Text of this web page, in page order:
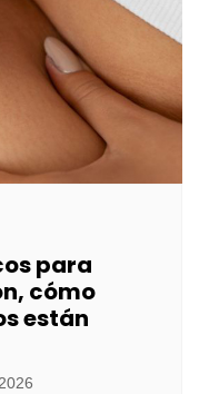
para
cómo
están